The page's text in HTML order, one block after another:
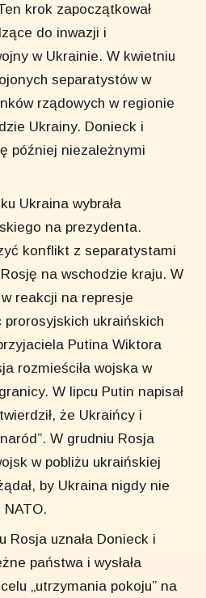
krok zapoczątkował
do inwazji i
w Ukrainie. W kwietniu
separatystów w
rządowych w regionie
Ukrainy. Donieck i
później niezależnymi
Ukraina wybrała
na prezydenta.
konflikt z separatystami
na wschodzie kraju. W
reakcji na represje
prorosyjskich ukraińskich
Putina Wiktora
rozmieściła wojska w
W lipcu Putin napisał
że Ukraińcy i
W grudniu Rosja
w pobliżu ukraińskiej
by Ukraina nigdy nie
NATO.
Rosja uznała Donieck i
państwa i wysłała
„utrzymania pokoju” na